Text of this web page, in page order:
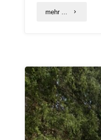
mehr ... "Neue
Transport
und
Nutzung